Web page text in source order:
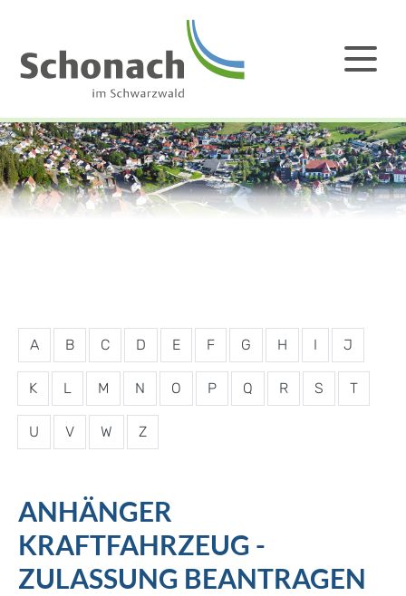
A B C D E F G H I J
K L M N O P Q R S T
U V W Z
ANHÄNGER
KRAFTFAHRZEUG -
ZULASSUNG BEANTRAGEN